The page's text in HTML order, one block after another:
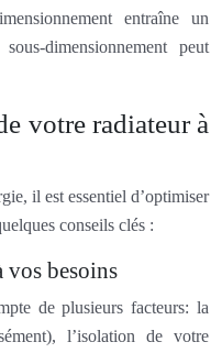
entraîne un
dimensionnement peut
votre radiateur à
il est essentiel d’optimiser
conseils clés :
vos besoins
de plusieurs facteurs: la
l’isolation de votre